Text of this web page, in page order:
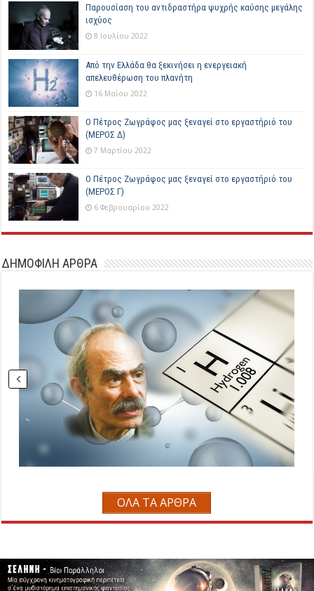
Παρουσίαση του αντιδραστήρα ψυχρής καύσης μεγάλης
ισχύος
8 Ιουλίου 2022
Από την Ελλάδα θα ξεκινήσει η ενεργειακή
απελευθέρωση του πλανήτη
16 Μαΐου 2022
Ο Πέτρος Ζωγράφος μας ξεναγεί στο εργαστήριό του
(ΜΕΡΟΣ Δ)
7 Μαρτίου 2022
Ο Πέτρος Ζωγράφος μας ξεναγεί στο εργαστήριό του
(ΜΕΡΟΣ Γ)
6 Φεβρουαρίου 2022
ΔΗΜΟΦΙΛΗ ΑΡΘΡΑ
ΟΛΑ ΤΑ ΑΡΘΡΑ